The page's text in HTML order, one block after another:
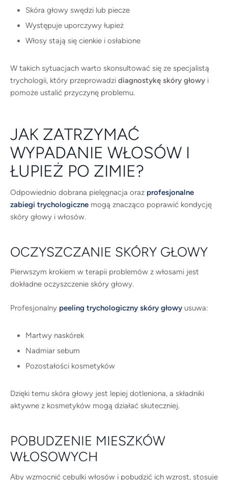
Skóra głowy swędzi lub piecze
Występuje uporczywy łupież
Włosy stają się cienkie i osłabione
W takich sytuacjach warto skonsultować się ze specjalistą
trychologii, który przeprowadzi diagnostykę skóry głowy i
pomoże ustalić przyczynę problemu.
JAK ZATRZYMAĆ
WYPADANIE WŁOSÓW I
ŁUPIEŻ PO ZIMIE?
Odpowiednio dobrana pielęgnacja oraz profesjonalne
zabiegi trychologiczne mogą znacząco poprawić kondycję
skóry głowy i włosów.
OCZYSZCZANIE SKÓRY GŁOWY
Pierwszym krokiem w terapii problemów z włosami jest
dokładne oczyszczenie skóry głowy.
Profesjonalny peeling trychologiczny skóry głowy usuwa:
Martwy naskórek
Nadmiar sebum
Pozostałości kosmetyków
Dzięki temu skóra głowy jest lepiej dotleniona, a składniki
aktywne z kosmetyków mogą działać skuteczniej.
POBUDZENIE MIESZKÓW
WŁOSOWYCH
Aby wzmocnić cebulki włosów i pobudzić ich wzrost, stosuje